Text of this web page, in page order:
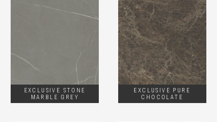
EXCLUSIVE STONE
MARBLE GREY
EXCLUSIVE PURE
CHOCOLATE